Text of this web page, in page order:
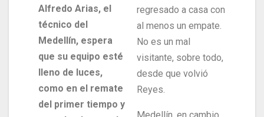
Alfredo Arias, el
técnico del
Medellín, espera
que su equipo esté
lleno de luces,
como en el remate
del primer tiempo y
regresado a casa con
al menos un empate.
No es un mal
visitante, sobre todo,
desde que volvió
Reyes.
Medellín, en cambio,